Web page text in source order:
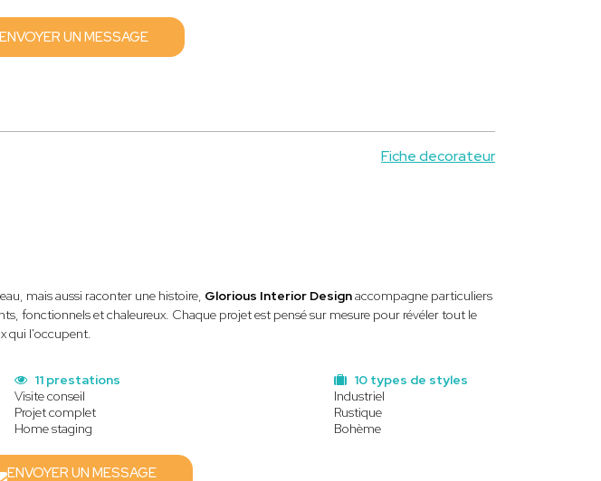
UN MESSAGE
Fiche decorateur
mais aussi raconter une histoire, Glorious Interior Designaccompagne particuliers
fonctionnels et chaleureux. Chaque projet est pensé sur mesure pour révéler tout le
qui l'occupent.
10 types de styles
Industriel
Rustique
Bohème
11 prestations
Visite conseil
Projet complet
Home staging
ENVOYER UN MESSAGE